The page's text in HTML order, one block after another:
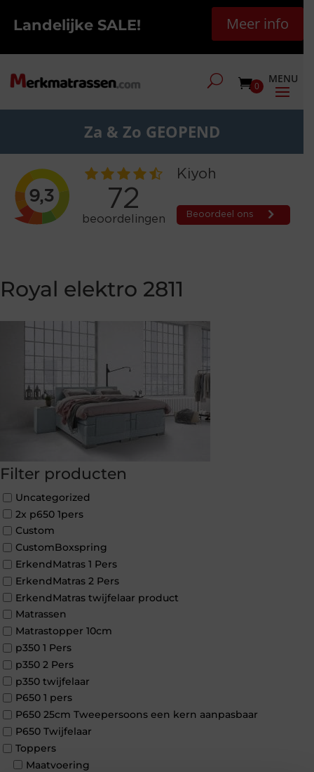
Landelijke SALE! Meer info
0
Za & Zo GEOPEND
Royal elektro 2811
Filter producten
Uncategorized
2x p650 1pers
Custom
CustomBoxspring
ErkendMatras 1 Pers
ErkendMatras 2 Pers
ErkendMatras twijfelaar product
Matrassen
Matrastopper 10cm
p350 1 Pers
p350 2 Pers
p350 twijfelaar
P650 1 pers
P650 25cm Tweepersoons een kern aanpasbaar
P650 Twijfelaar
Toppers
Maatvoering